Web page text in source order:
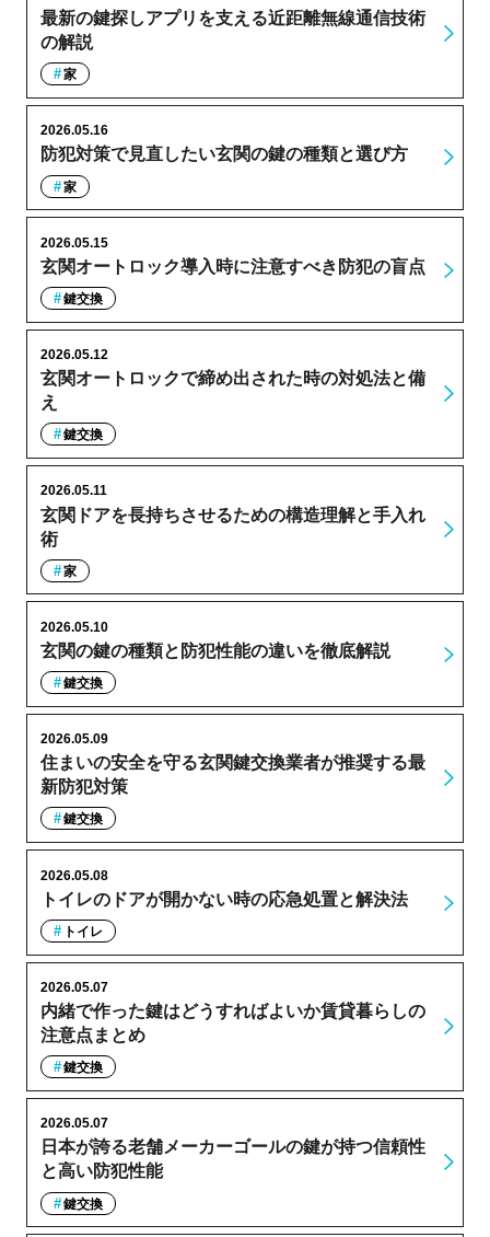
最新の鍵探しアプリを支える近距離無線通信技術
の解説
家
防犯対策で見直したい玄関の鍵の種類と選び方
2026.05.16
家
玄関オートロック導入時に注意すべき防犯の盲点
2026.05.15
鍵交換
玄関オートロックで締め出された時の対処法と備
え
2026.05.12
鍵交換
玄関ドアを長持ちさせるための構造理解と手入れ
術
2026.05.11
家
玄関の鍵の種類と防犯性能の違いを徹底解説
2026.05.10
鍵交換
住まいの安全を守る玄関鍵交換業者が推奨する最
新防犯対策
2026.05.09
鍵交換
トイレのドアが開かない時の応急処置と解決法
2026.05.08
トイレ
内緒で作った鍵はどうすればよいか賃貸暮らしの
注意点まとめ
2026.05.07
鍵交換
日本が誇る老舗メーカーゴールの鍵が持つ信頼性
と高い防犯性能
2026.05.07
鍵交換